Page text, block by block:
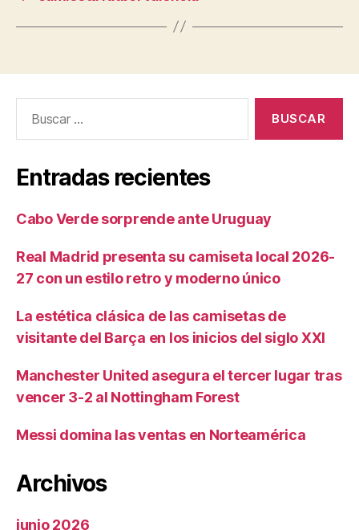
Entradas recientes
Cabo Verde sorprende ante Uruguay
Real Madrid presenta su camiseta local 2026-
27 con un estilo retro y moderno único
La estética clásica de las camisetas de
visitante del Barça en los inicios del siglo XXI
Manchester United asegura el tercer lugar tras
vencer 3-2 al Nottingham Forest
Messi domina las ventas en Norteamérica
Archivos
junio 2026